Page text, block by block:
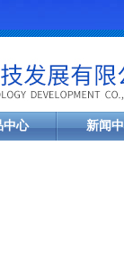
中心 新闻